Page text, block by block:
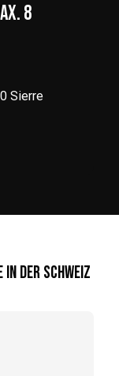
8
Sierre
der Schweiz